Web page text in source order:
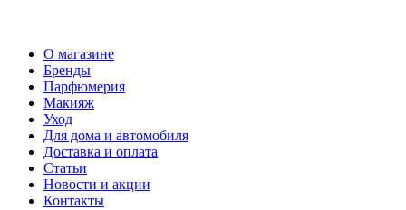
О магазине
Бренды
Парфюмерия
Макияж
Уход
Для дома и автомобиля
Доставка и оплата
Статьи
Новости и акции
Контакты